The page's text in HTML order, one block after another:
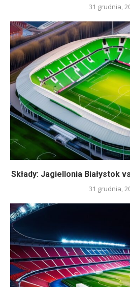
31 grudnia,
Składy: Jagiellonia Białystok
31 grudnia,